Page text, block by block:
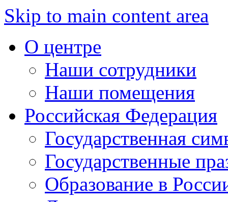
Skip to main content area
О центре
Наши сотрудники
Наши помещения
Российская Федерация
Государственная
Государственные
Образование в